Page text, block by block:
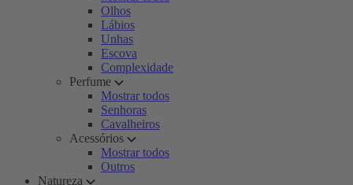
Olhos
Lábios
Unhas
Escova
Complexidade
Perfume
Mostrar todos
Senhoras
Cavalheiros
Acessórios
Mostrar todos
Outros
Natureza